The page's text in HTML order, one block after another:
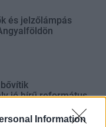
Information
és jelzőlámpás
jó hírű református